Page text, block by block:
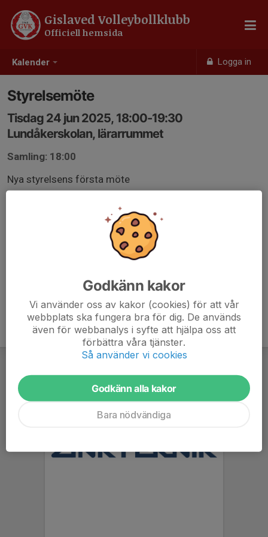
Kalender Logga in
Gislaved Volleybollklubb
Officiell hemsida
Styrelsemöte
Tisdag 24 jun 2025, 18:00-19:30
Lundåkerskolan, lärarrummet
Samling: 18:00
Nya styrelsens första möte
Godkänn kakor
Vi använder oss av kakor (cookies) för att vår
webbplats ska fungera bra för dig. De används
även för webbanalys i syfte att hjälpa oss att
förbättra våra tjänster.
Så använder vi cookies
Godkänn alla kakor
Bara nödvändiga